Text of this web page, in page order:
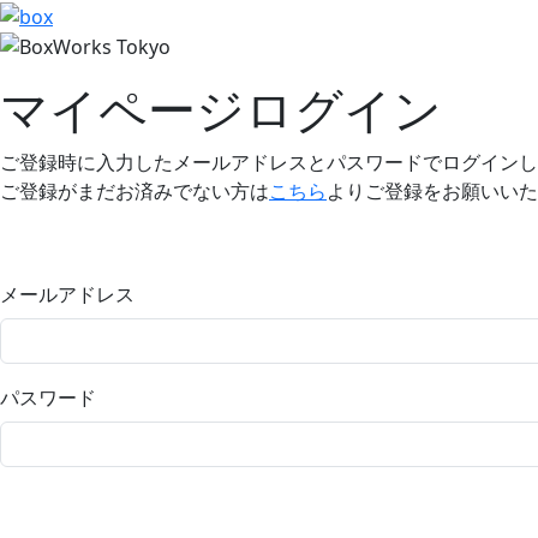
マイページログイン
ご登録時に入力したメールアドレスとパスワードでログイン
ご登録がまだお済みでない方はこちらよりご登録をお願いい
メールアドレス
パスワード